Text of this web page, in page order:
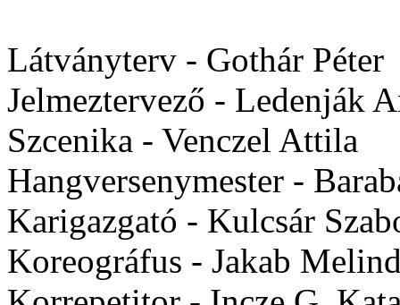
Látványterv - Gothár Péter
Jelmeztervező - Ledenják
Szcenika - Venczel Attila
Hangversenymester -
Karigazgató - Kulcsár
Koreográfus - Jakab